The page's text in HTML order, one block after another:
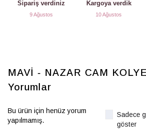
Sipariş verdiniz
9 Ağustos
Kargoya verdik
10 Ağustos
MAVİ - NAZAR CAM KOLYE
Yorumlar
Bu ürün için henüz yorum
yapılmamış.
Sadece
göster